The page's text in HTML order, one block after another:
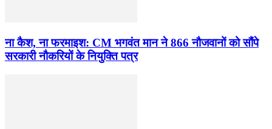
ना कैश, ना फरमाइश: CM भगवंत मान ने 866 नौजवानों को सौंपे
सरकारी नौकरियों के नियुक्ति पत्र